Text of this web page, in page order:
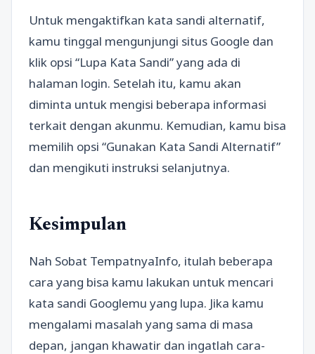
Untuk mengaktifkan kata sandi alternatif,
kamu tinggal mengunjungi situs Google dan
klik opsi “Lupa Kata Sandi” yang ada di
halaman login. Setelah itu, kamu akan
diminta untuk mengisi beberapa informasi
terkait dengan akunmu. Kemudian, kamu bisa
memilih opsi “Gunakan Kata Sandi Alternatif”
dan mengikuti instruksi selanjutnya.
Kesimpulan
Nah Sobat TempatnyaInfo, itulah beberapa
cara yang bisa kamu lakukan untuk mencari
kata sandi Googlemu yang lupa. Jika kamu
mengalami masalah yang sama di masa
depan, jangan khawatir dan ingatlah cara-